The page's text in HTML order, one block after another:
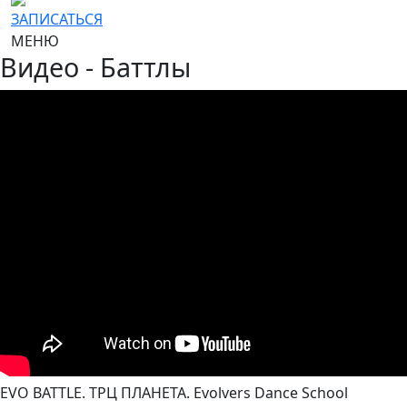
ЗАПИСАТЬСЯ
МЕНЮ
Видео - Баттлы
EVO BATTLE. ТРЦ ПЛАНЕТА. Evolvers Dance School